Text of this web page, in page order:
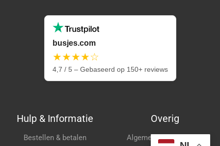
busjes.com
★★★★☆
4,7 / 5 – Gebaseerd op 150+ reviews
Hulp & Informatie
Bestellen & betalen
Overig
Algemene voorwaarden